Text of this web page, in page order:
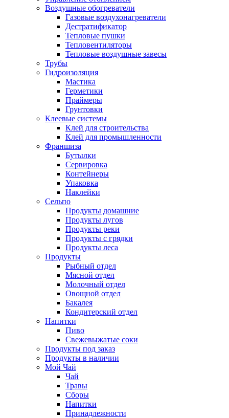
Воздушные обогреватели
Газовые воздухонагреватели
Дестратификатор
Тепловые пушки
Тепловентиляторы
Тепловые воздушные завесы
Трубы
Гидроизоляция
Мастика
Герметики
Праймеры
Грунтовки
Клеевые системы
Клей для строительства
Клей для промышленности
Франшиза
Бутылки
Сервировка
Контейнеры
Упаковка
Наклейки
Сельпо
Продукты домашние
Продукты лугов
Продукты реки
Продукты с грядки
Продукты леса
Продукты
Рыбный отдел
Мясной отдел
Молочный отдел
Овощной отдел
Бакалея
Кондитерский отдел
Напитки
Пиво
Cвежевыжатые соки
Продукты под заказ
Продукты в наличии
Мой Чай
Чай
Травы
Сборы
Напитки
Принадлежности